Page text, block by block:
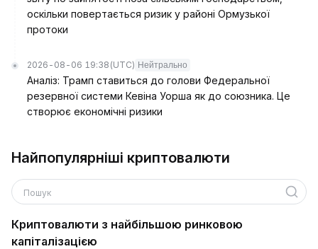
оскільки повертається ризик у районі Ормузької
протоки
2026-08-06 19:38 (UTC) Нейтрально
Аналіз: Трамп ставиться до голови Федеральної
резервної системи Кевіна Уорша як до союзника. Це
створює економічні ризики
Найпопулярніші криптовалюти
Пошук
Криптовалюти з найбільшою ринковою
капіталізацією